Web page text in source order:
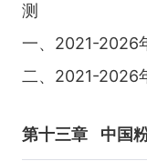
测
一、2021-2026
二、2021-2026
第十三章 中国